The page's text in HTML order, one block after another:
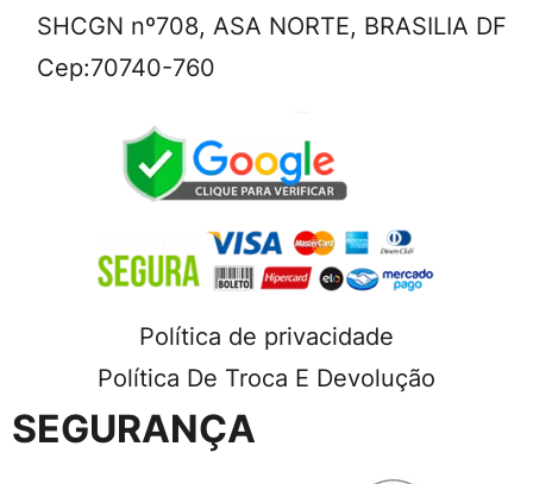
SHCGN nº708, ASA NORTE, BRASILIA DF
Cep:70740-760
Política de privacidade
Política De Troca E Devolução
SEGURANÇA